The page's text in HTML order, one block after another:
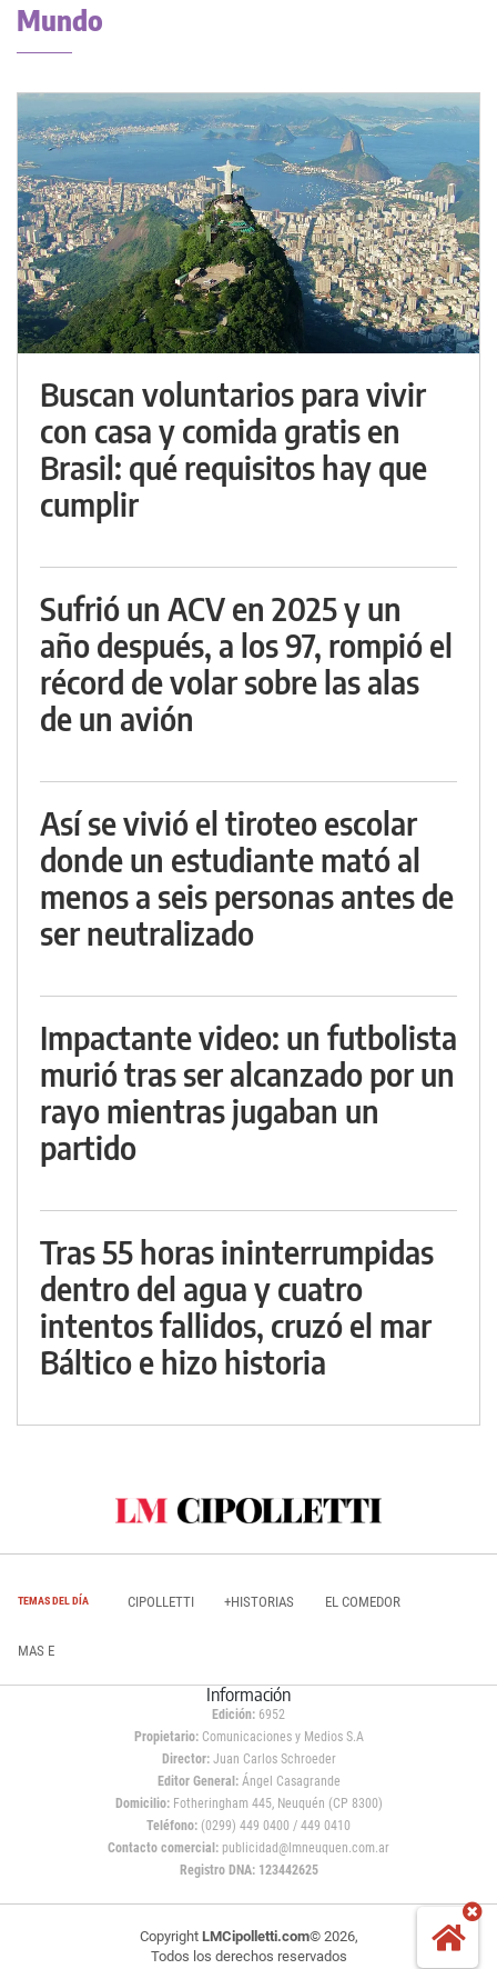
Mundo
Buscan voluntarios para vivir
con casa y comida gratis en
Brasil: qué requisitos hay que
cumplir
Sufrió un ACV en 2025 y un
año después, a los 97, rompió el
récord de volar sobre las alas
de un avión
Así se vivió el tiroteo escolar
donde un estudiante mató al
menos a seis personas antes de
ser neutralizado
Impactante video: un futbolista
murió tras ser alcanzado por un
rayo mientras jugaban un
partido
Tras 55 horas ininterrumpidas
dentro del agua y cuatro
intentos fallidos, cruzó el mar
Báltico e hizo historia
TEMAS DEL DÍA CIPOLLETTI +HISTORIAS EL COMEDOR
MAS E
Información
Edición: 6952
Propietario:Comunicaciones y Medios S.A
Director: Juan Carlos Schroeder
Editor General:Ángel Casagrande
Domicilio:Fotheringham 445, Neuquén (CP 8300)
Teléfono: (0299) 449 0400 / 449 0410
Contacto comercial: publicidad@lmneuquen.com.ar
Registro DNA: 123442625
Copyright LMCipolletti.com© 2026,
Todos los derechos reservados